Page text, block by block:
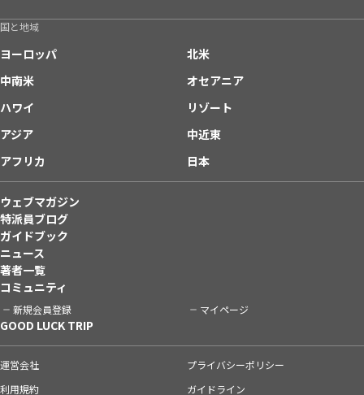
国と地域
ヨーロッパ
北米
中南米
オセアニア
ハワイ
リゾート
アジア
中近東
アフリカ
日本
ウェブマガジン
特派員ブログ
ガイドブック
ニュース
著者一覧
コミュニティ
新規会員登録 マイページ
GOOD LUCK TRIP
運営会社
プライバシーポリシー
利用規約
ガイドライン